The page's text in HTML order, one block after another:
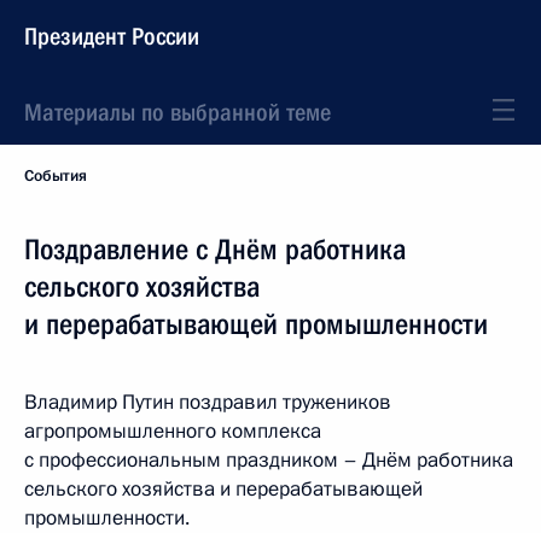
Президент России
Материалы по выбранной теме
События
Поздравление с Днём работника
сельского хозяйства
и перерабатывающей промышленности
Владимир Путин поздравил тружеников
агропромышленного комплекса
с профессиональным праздником – Днём работника
сельского хозяйства и перерабатывающей
промышленности.